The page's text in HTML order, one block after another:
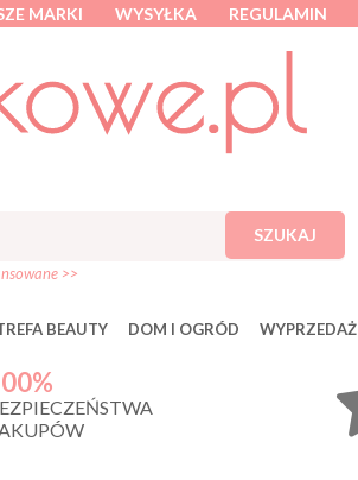
MARKI WYSYŁKA REGULAMIN
SZUKAJ
>>
BEAUTY DOM I OGRÓD WYPRZEDAŻ